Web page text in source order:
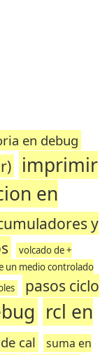
en debug
imprimir
en
y
volcado de +
un medio controlado
pasos ciclo
rcl en
cal
suma en